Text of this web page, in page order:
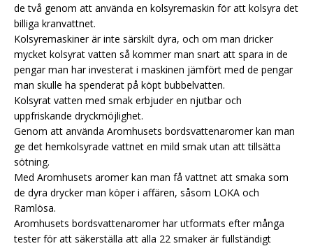
de två genom att använda en kolsyremaskin för att kolsyra det
billiga kranvattnet.
Kolsyremaskiner är inte särskilt dyra, och om man dricker
mycket kolsyrat vatten så kommer man snart att spara in de
pengar man har investerat i maskinen jämfört med de pengar
man skulle ha spenderat på köpt bubbelvatten.
Kolsyrat vatten med smak erbjuder en njutbar och
uppfriskande dryckmöjlighet.
Genom att använda Aromhusets bordsvattenaromer kan man
ge det hemkolsyrade vattnet en mild smak utan att tillsätta
sötning.
Med Aromhusets aromer kan man få vattnet att smaka som
de dyra drycker man köper i affären, såsom LOKA och
Ramlösa.
Aromhusets bordsvattenaromer har utformats efter många
tester för att säkerställa att alla 22 smaker är fullständigt